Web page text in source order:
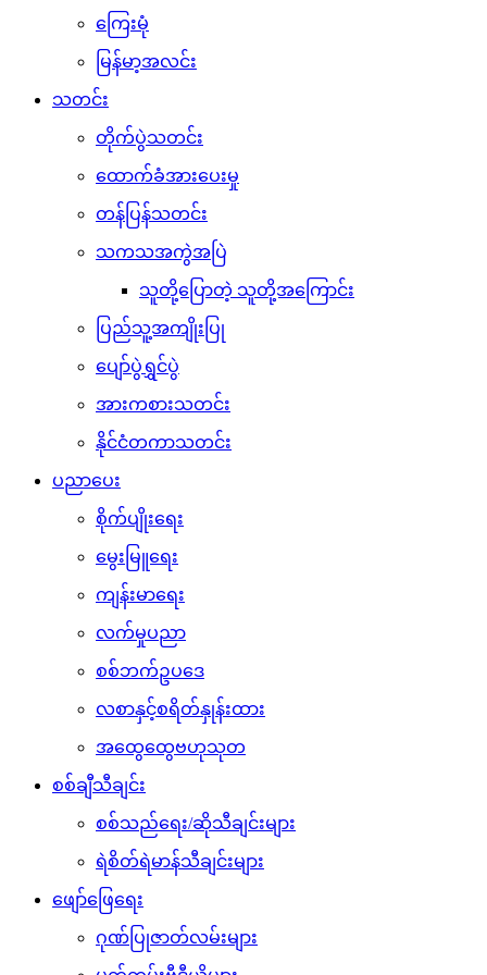
ပညာပေး
စိုက်ပျိုးရေး
မွေးမြူရေး
ကျန်းမာရေး
လက်မှုပညာ
စစ်ဘက်ဥပဒေ
လစာနှင့်စရိတ်နှုန်းထား
အထွေထွေဗဟုသုတ
စစ်ချီသီချင်း
စစ်သည်ရေး/ဆိုသီချင်းများ
ရဲစိတ်ရဲမာန်သီချင်းများ
ဖျော်ဖြေရေး
ဂုဏ်ပြုဇာတ်လမ်းများ
မှတ်တမ်းဗီဒီယိုများ
မွေးနေ့ဆုတောင်းများ
သီချင်းတောင်းဆိုခြင်းများ
ဝတ္ထု/ကာတွန်း/ကဗျာများ
ဆောင်းပါး/မဂ္ဂဇင်းများ
ပေါ်ပြူလာသတင်းများ
အနုပညာရှင်သတင်းများ
ထူးထူးခြားခြား Facebook သတင်းများ
သဇင် FM Radio
Tiktok ဆယ်လီများ
ကံစမ်းမဲ
ဉာဏ်စမ်းပဟေဠိ